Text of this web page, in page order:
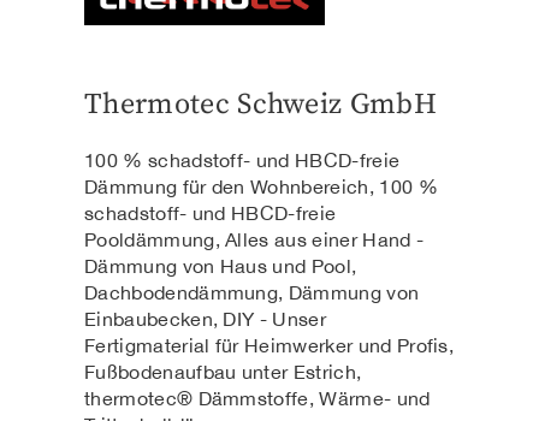
Thermotec Schweiz GmbH
100 % schadstoff- und HBCD-freie
Dämmung für den Wohnbereich, 100 %
schadstoff- und HBCD-freie
Pooldämmung, Alles aus einer Hand -
Dämmung von Haus und Pool,
Dachbodendämmung, Dämmung von
Einbaubecken, DIY - Unser
Fertigmaterial für Heimwerker und Profis,
Fußbodenaufbau unter Estrich,
thermotec® Dämmstoffe, Wärme- und